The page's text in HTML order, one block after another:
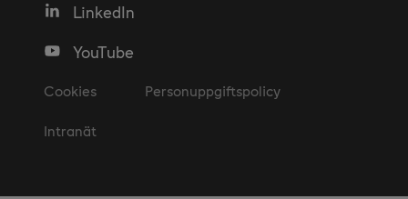
LinkedIn
YouTube
Cookies Personuppgiftspolicy
Intranät